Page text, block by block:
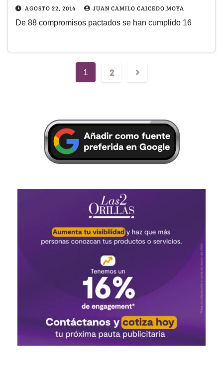
AGOSTO 22, 2014 JUAN CAMILO CAICEDO MOYA
De 88 compromisos pactados se han cumplido 16
1 2